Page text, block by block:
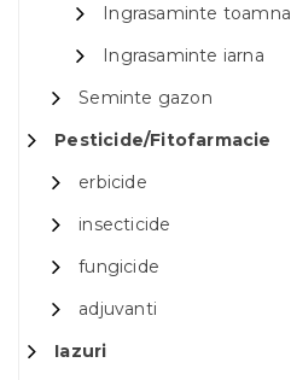
Ingrasaminte toamna
Ingrasaminte iarna
Seminte gazon
Pesticide/Fitofarmacie
erbicide
insecticide
fungicide
adjuvanti
Iazuri